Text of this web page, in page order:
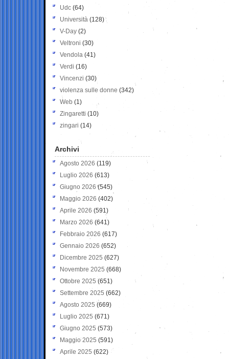
Udc (64)
Università (128)
V-Day (2)
Veltroni (30)
Vendola (41)
Verdi (16)
Vincenzi (30)
violenza sulle donne (342)
Web (1)
Zingaretti (10)
zingari (14)
Archivi
Agosto 2026 (119)
Luglio 2026 (613)
Giugno 2026 (545)
Maggio 2026 (402)
Aprile 2026 (591)
Marzo 2026 (641)
Febbraio 2026 (617)
Gennaio 2026 (652)
Dicembre 2025 (627)
Novembre 2025 (668)
Ottobre 2025 (651)
Settembre 2025 (662)
Agosto 2025 (669)
Luglio 2025 (671)
Giugno 2025 (573)
Maggio 2025 (591)
Aprile 2025 (622)